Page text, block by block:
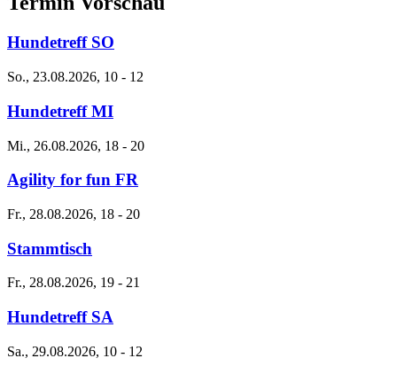
Hundetreff SO
So., 23.08.2026, 10 - 12
Hundetreff MI
Mi., 26.08.2026, 18 - 20
Agility for fun FR
Fr., 28.08.2026, 18 - 20
Stammtisch
Fr., 28.08.2026, 19 - 21
Hundetreff SA
Sa., 29.08.2026, 10 - 12